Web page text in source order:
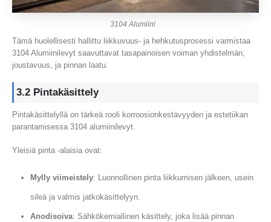
3104 Alumiini
Tämä huolellisesti hallittu liikkuvuus- ja hehkutusprosessi varmistaa
3104 Alumiinilevyt saavuttavat tasapainoisen voiman yhdistelmän,
joustavuus, ja pinnan laatu.
3.2 Pintakäsittely
Pintakäsittelyllä on tärkeä rooli korroosionkestävyyden ja estetiikan
parantamisessa 3104 alumiinilevyt.
Yleisiä pinta -alaisia ​​ovat:
Mylly viimeistely: Luonnollinen pinta liikkumisen jälkeen, usein
sileä ja valmis jatkokäsittelyyn.
Anodisoiva: Sähkökemiallinen käsittely, joka lisää pinnan